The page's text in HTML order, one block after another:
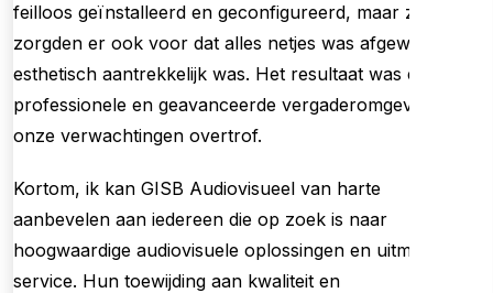
feilloos geïnstalleerd en geconfigureerd, maar ze
zorgden er ook voor dat alles netjes was afgewerkt en
esthetisch aantrekkelijk was. Het resultaat was een
professionele en geavanceerde vergaderomgeving die
onze verwachtingen overtrof.
Kortom, ik kan GISB Audiovisueel van harte
aanbevelen aan iedereen die op zoek is naar
hoogwaardige audiovisuele oplossingen en uitmuntende
service. Hun toewijding aan kwaliteit en